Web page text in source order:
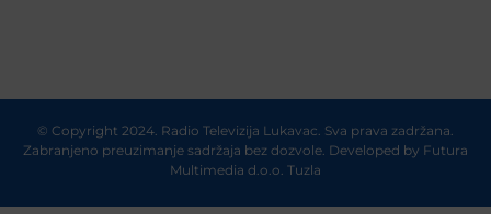
© Copyright 2024. Radio Televizija Lukavac. Sva prava zadržana.
Zabranjeno preuzimanje sadržaja bez dozvole. Developed by Futura
Multimedia d.o.o. Tuzla